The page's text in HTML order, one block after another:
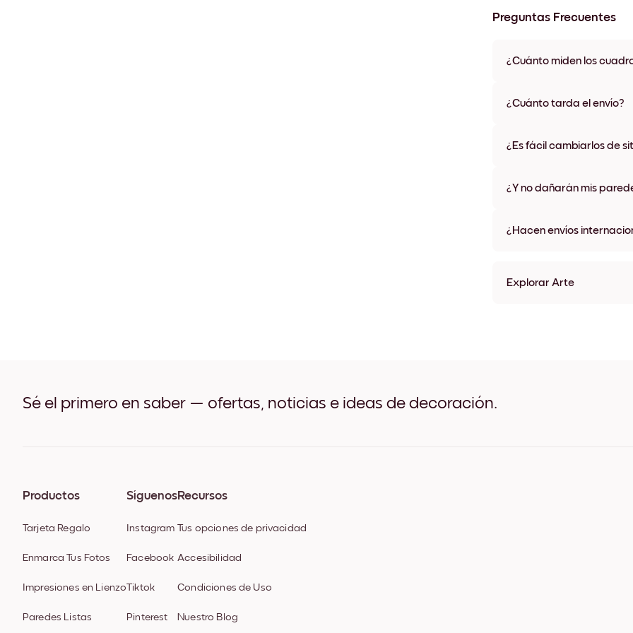
Preguntas Frecuentes
¿Cuánto miden los
materiales y colores de
¿Cuánto tarda el envío?
algunos países. Te
¿Es fácil cambiarlos de
¿Y no dañarán mis
¿Hacen envíos
Explorar Arte
Sé el primero en saber — ofertas, noticias e ideas de decoración.
Productos
Tarjeta Regalo
Enmarca Tus Fotos
Impresiones en Lienzo
Paredes Listas
Síguenos
Instagram
Facebook
Tiktok
Pinterest
Recursos
Tus opciones de privacidad
Accesibilidad
Condiciones de Uso
Nuestro Blog